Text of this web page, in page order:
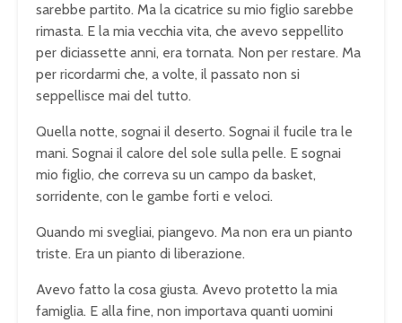
sarebbe partito. Ma la cicatrice su mio figlio sarebbe
rimasta. E la mia vecchia vita, che avevo seppellito
per diciassette anni, era tornata. Non per restare. Ma
per ricordarmi che, a volte, il passato non si
seppellisce mai del tutto.
Quella notte, sognai il deserto. Sognai il fucile tra le
mani. Sognai il calore del sole sulla pelle. E sognai
mio figlio, che correva su un campo da basket,
sorridente, con le gambe forti e veloci.
Quando mi svegliai, piangevo. Ma non era un pianto
triste. Era un pianto di liberazione.
Avevo fatto la cosa giusta. Avevo protetto la mia
famiglia. E alla fine, non importava quanti uomini